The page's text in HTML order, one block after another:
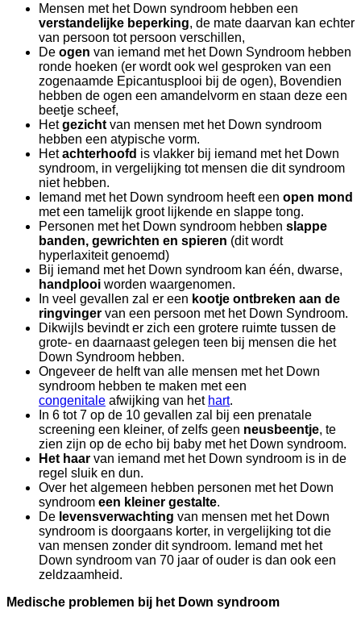
Mensen met het Down syndroom hebben een
verstandelijke beperking, de mate daarvan kan echter
van persoon tot persoon verschillen,
De ogen van iemand met het Down Syndroom hebben
ronde hoeken (er wordt ook wel gesproken van een
zogenaamde Epicantusplooi bij de ogen), Bovendien
hebben de ogen een amandelvorm en staan deze een
beetje scheef,
Hetgezicht van mensen met het Down syndroom
hebben een atypische vorm.
Hetachterhoofd is vlakker bij iemand met het Down
syndroom, in vergelijking tot mensen die dit syndroom
niet hebben.
Iemand met het Down syndroom heeft een open mond
met een tamelijk groot lijkende en slappe tong.
Personen met het Down syndroom hebben slappe
banden, gewrichten en spieren (dit wordt
hyperlaxiteit genoemd)
Bij iemand met het Down syndroom kan één, dwarse,
handplooi worden waargenomen.
In veel gevallen zal er een kootje ontbreken aan de
ringvinger van een persoon met het Down Syndroom.
Dikwijls bevindt er zich een grotere ruimte tussen de
grote- en daarnaast gelegen teen bij mensen die het
Down Syndroom hebben.
Ongeveer de helft van alle mensen met het Down
syndroom hebben te maken met een
congenitale afwijking van het hart.
In 6 tot 7 op de 10 gevallen zal bij een prenatale
screening een kleiner, of zelfs geen neusbeentje, te
zien zijn op de echo bij baby met het Down syndroom.
Het haar van iemand met het Down syndroom is in de
regel sluik en dun.
Over het algemeen hebben personen met het Down
syndroom een kleiner gestalte.
De levensverwachting van mensen met het Down
syndroom is doorgaans korter, in vergelijking tot die
van mensen zonder dit syndroom. Iemand met het
Down syndroom van 70 jaar of ouder is dan ook een
zeldzaamheid.
Medische problemen bij het Down syndroom